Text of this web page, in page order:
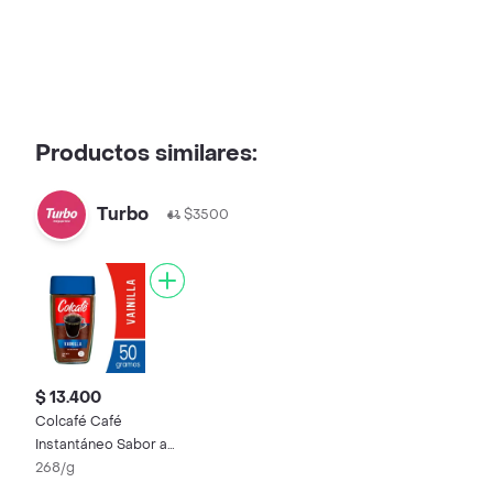
Productos similares:
Turbo $3500
$ 13.400
Colcafé Café
Instantáneo Sabor a
Vainilla
268/g